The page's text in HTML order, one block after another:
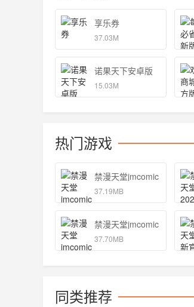
享乐券
37.03M
诺果天下安卓版
15.03M
热门游戏
禁漫天堂jmcomic 正版
37.19MB
禁漫天堂jmcomic 最新版
37.70MB
同类推荐